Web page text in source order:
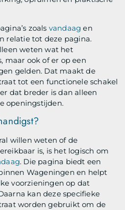
zoals vandaag en
relatie tot deze pagina.
weten wat het
maar ook of er op een
gelden. Dat maakt de
tot een functionele schakel
dat breder is dan alleen
openingstijden.
willen weten of de
is, is het logisch om
. Die pagina biedt een
Wageningen en helpt
voorzieningen op dat
kan deze specifieke
worden gebruikt om de